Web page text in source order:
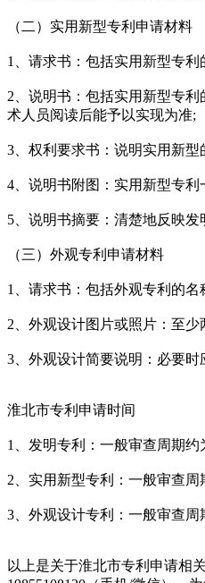
（二）实用新型专利申请材料
1、请求书：包括实用新型专
2、说明书：包括实用新型专
术人员阅读后能予以实现为准;
3、权利要求书：说明实用新
4、说明书附图：实用新型专利
5、说明书摘要：清楚地反映
（三）外观专利申请材料
1、请求书：包括外观专利的
2、外观设计图片或照片：至
3、外观设计简要说明：必要时
淮北市专利申请时间
1、发明专利：一般审查周期约
2、实用新型专利：一般审查周
3、外观设计专利：一般审查周
以上是关于淮北市专利申请相